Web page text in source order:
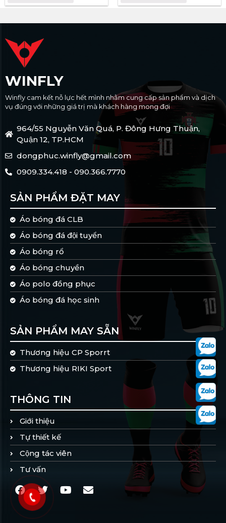
WINFLY
Winfly cam kết nỗ lực hết mình nhằm cung cấp sản phẩm và dịch
vụ đúng với những giá trị mà khách hàng mong đợi
964/55 Nguyễn Văn Quá, P. Đông Hưng Thuận,
Quận 12, TP.HCM
dongphuc.winfly@gmail.com
0909.334.418 - 090.366.7770
SẢN PHẨM ĐẶT MAY
Áo bóng đá CLB
Áo bóng đá đội tuyển
Áo bóng rổ
Áo bóng chuyền
Áo polo đồng phục
Áo bóng đá học sinh
SẢN PHẨM MAY SẴN
Thương hiệu CP Sporrt
Thương hiệu RIKI Sport
THÔNG TIN
Giới thiệu
Tự thiết kế
Cộng tác viên
Tư vấn